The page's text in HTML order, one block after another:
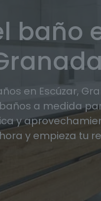
baño
en Escúzar,
a medida
y
y empieza tu